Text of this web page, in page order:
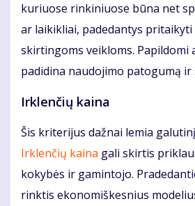
kuriuose rinkiniuose būna net
ar laikikliai, padedantys
skirtingoms veikloms. Papildomi
padidina naudojimo patogumą ir
Irklenčių kaina
Šis kriterijus dažnai lemia
Irklenčių kaina gali skirtis
kokybės ir gamintojo.
rinktis ekonomiškesnius